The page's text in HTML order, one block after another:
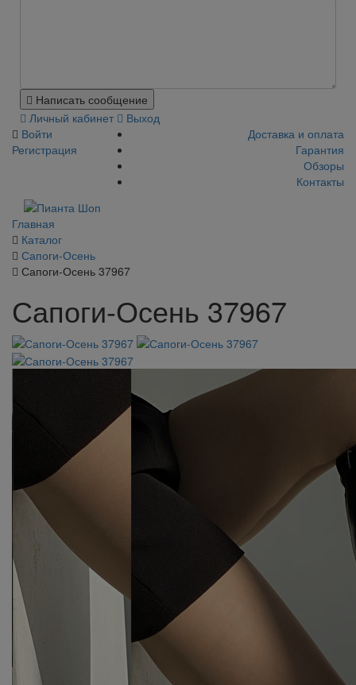
Написать сообщение
Личный кабинет
Выход
Войти
Регистрация
Доставка и оплата
Гарантия
Обзоры
Контакты
Главная
Каталог
Сапоги-Осень
Сапоги-Осень 37967
Сапоги-Осень 37967